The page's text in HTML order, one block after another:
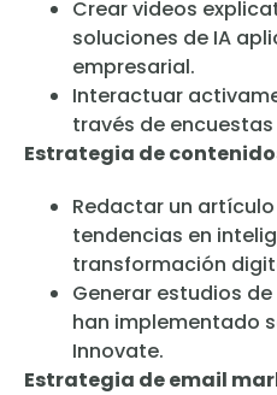
Crear videos
soluciones de IA
empresarial.
Interactuar
través de
Estrategia de
Redactar un
tendencias en
transformación
Generar estudios
han implementado
Innovate.
Estrategia de email